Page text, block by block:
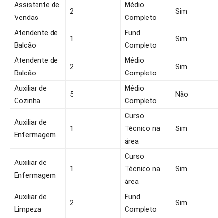
Assistente de
Vendas
2
Médio
Completo
Sim
Atendente de
Balcão
1
Fund.
Completo
Sim
Atendente de
Balcão
2
Médio
Completo
Sim
Auxiliar de
Cozinha
5
Médio
Completo
Não
Auxiliar de
Enfermagem
1
Curso
Técnico na
área
Sim
Auxiliar de
Enfermagem
1
Curso
Técnico na
área
Sim
Auxiliar de
Limpeza
2
Fund.
Completo
Sim